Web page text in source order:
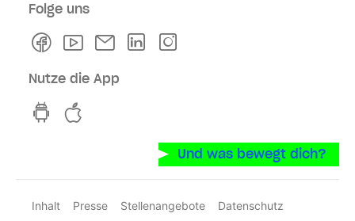
Folge uns
FacebookYoutubeNewsletterLinkedln
Nutze die App
hvv switch App auf GooglePlay
Und was bewegt dich?
Inhalt Presse Stellenangebote
Datenschutz